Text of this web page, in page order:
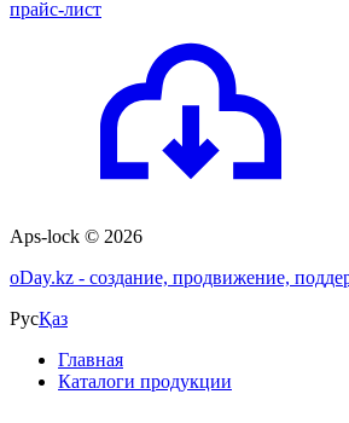
прайс-лист
Aps-lock © 2026
oDay.kz - создание, продвижение,
РусҚаз
Главная
Каталоги продукции